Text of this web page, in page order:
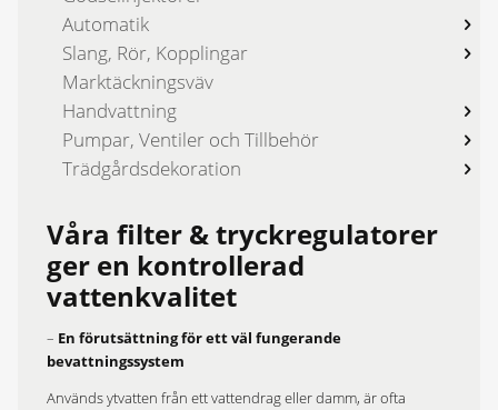
Automatik
Slang, Rör, Kopplingar
Marktäckningsväv
Handvattning
Pumpar, Ventiler och Tillbehör
Trädgårdsdekoration
Våra filter & tryckregulatorer
ger en kontrollerad
vattenkvalitet
– En förutsättning för ett väl fungerande
bevattningssystem
Används ytvatten från ett vattendrag eller damm, är ofta